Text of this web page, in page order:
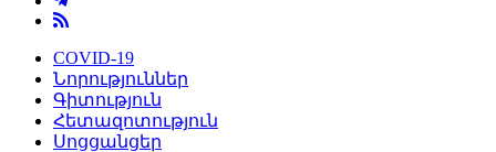
COVID-19
Նորություններ
Գիտություն
Հետազոտություն
Սոցցանցեր